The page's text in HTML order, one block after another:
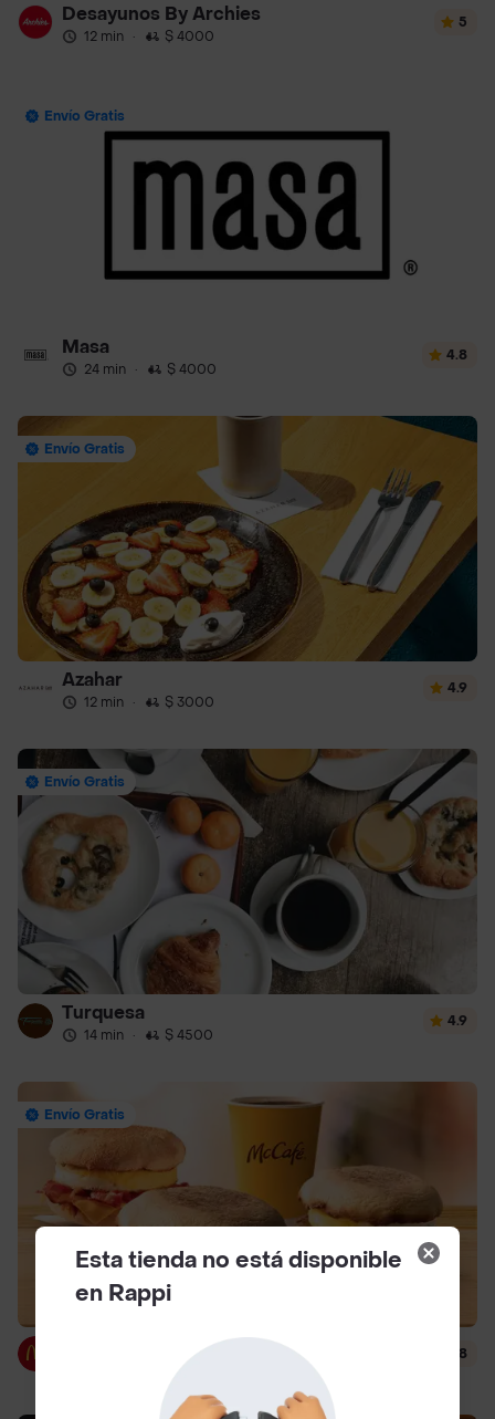
Desayunos By Archies
12 min · $ 4000
5
Envío Gratis
Masa
24 min · $ 4000
4.8
Envío Gratis
Azahar
12 min · $ 3000
4.9
Envío Gratis
Turquesa
14 min · $ 4500
4.9
Envío Gratis
$ 3000
4.8
Esta tienda no está disponible
en Rappi